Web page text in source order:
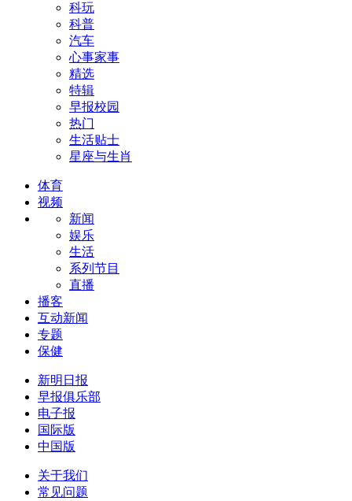
科玩
科普
汽车
心事家事
精选
特辑
早报校园
热门
生活贴士
星座与生肖
体育
视频
新闻
娱乐
生活
系列节目
直播
播客
互动新闻
专题
保健
新明日报
早报俱乐部
电子报
国际版
中国版
关于我们
常见问题